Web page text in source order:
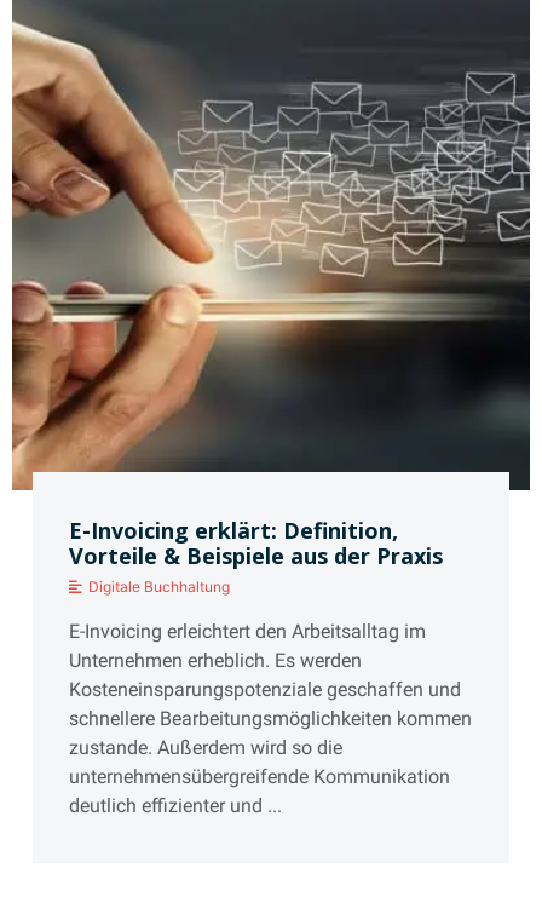
E-Invoicing erklärt: Definition,
Vorteile & Beispiele aus der Praxis
Digitale Buchhaltung
E-Invoicing erleichtert den Arbeitsalltag im
Unternehmen erheblich. Es werden
Kosteneinsparungspotenziale geschaffen und
schnellere Bearbeitungsmöglichkeiten kommen
zustande. Außerdem wird so die
unternehmensübergreifende Kommunikation
deutlich effizienter und ...